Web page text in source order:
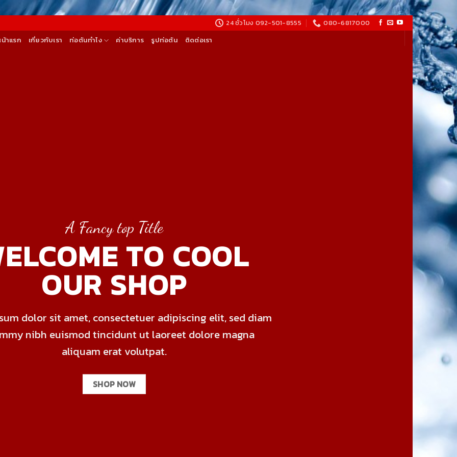
24 ชั่วโมง 092-501-8555
080-6817000
าแรก
เกี่ยวกับเรา ท่อตันทำไง ค่าบริการ รูปท่อตัน ติดต่อเรา
A Fancy top Title
TO COOL
OUR SHOP
dolor sit amet, consectetuer adipiscing elit, sed diam
nibh euismod tincidunt ut laoreet dolore magna
aliquam erat volutpat.
SHOP NOW